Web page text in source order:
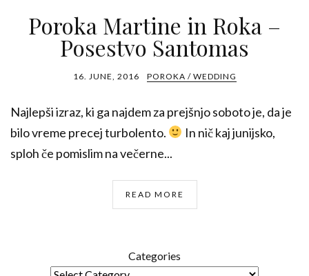
Poroka Martine in Roka –
Posestvo Santomas
16. JUNE, 2016 POROKA / WEDDING
Najlepši izraz, ki ga najdem za prejšnjo soboto je, da je
bilo vreme precej turbolento.
In nič kaj junijsko,
sploh če pomislim na večerne...
READ MORE
Categories